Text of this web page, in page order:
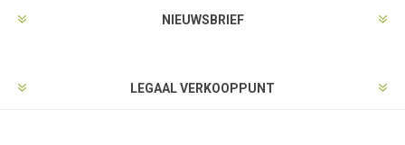
NIEUWSBRIEF
LEGAAL VERKOOPPUNT